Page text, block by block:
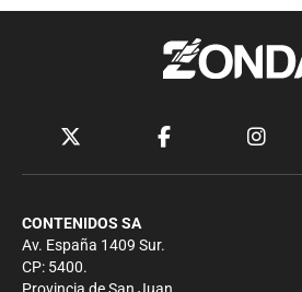
CONTENIDOS SA
Av. España 1409 Sur.
CP: 5400.